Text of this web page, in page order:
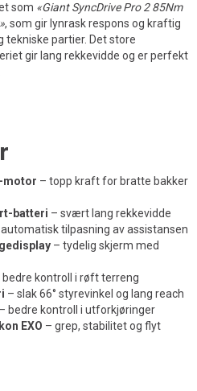
som «Giant SyncDrive Pro 2 85Nm
, som gir lynrask respons og kraftig
tekniske partier. Det store
gir lang rekkevidde og er perfekt
motor – topp kraft for bratte bakker
batteri – svært lang rekkevidde
tilpasning av assistansen
– tydelig skjerm med
bedre kontroll i røft terreng
– slak 66° styrevinkel og lang reach
– bedre kontroll i utforkjøringer
EXO – grep, stabilitet og flyt